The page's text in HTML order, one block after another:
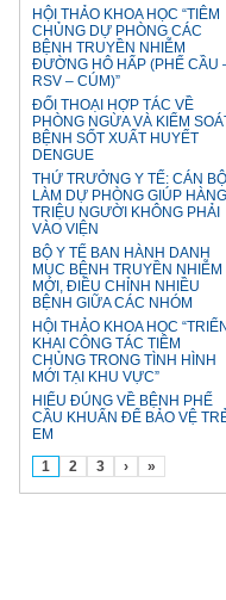
HỘI THẢO KHOA HỌC “TIÊM
CHỦNG DỰ PHÒNG CÁC
BỆNH TRUYỀN NHIỄM
ĐƯỜNG HÔ HẤP (PHẾ CẦU
RSV – CÚM)”
ĐỐI THOẠI HỢP TÁC VỀ
PHÒNG NGỪA VÀ KIỂM
BỆNH SỐT XUẤT HUYẾT
DENGUE
THỨ TRƯỞNG Y TẾ: CÁN BỘ
LÀM DỰ PHÒNG GIÚP HÀNG
TRIỆU NGƯỜI KHÔNG PHẢI
VÀO VIỆN
BỘ Y TẾ BAN HÀNH DANH
MỤC BỆNH TRUYỀN NHIỄM
MỚI, ĐIỀU CHỈNH NHIỀU
BỆNH GIỮA CÁC NHÓM
HỘI THẢO KHOA HỌC “TRIỂN
KHAI CÔNG TÁC TIÊM
CHỦNG TRONG TÌNH HÌNH
MỚI TẠI KHU VỰC”
HIỂU ĐÚNG VỀ BỆNH PHẾ
CẦU KHUẨN ĐỂ BẢO VỆ
EM
1
2 3 › »